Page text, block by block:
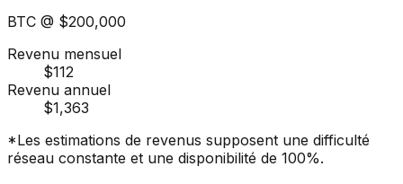
BTC @ $200,000
Revenu mensuel
$112
Revenu annuel
$1,363
*Les estimations de revenus supposent une difficulté
réseau constante et une disponibilité de 100%.